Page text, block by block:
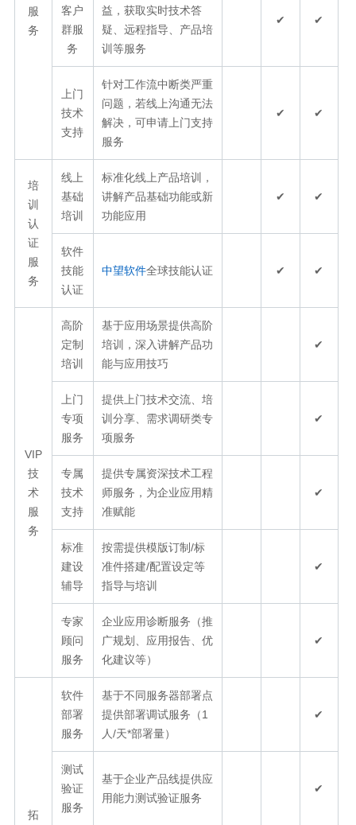
服
务
客户
群服
务
益，获取实时技术答
疑、远程指导、产品培
训等服务
✔ ✔
上门
技术
支持
针对工作流中断类严重
问题，若线上沟通无法
解决，可申请上门支持
服务
✔ ✔
培
训
认
证
服
务
线上
基础
培训
标准化线上产品培训，
讲解产品基础功能或新
功能应用
✔ ✔
软件
技能
认证
中望软件全球技能认证 ✔ ✔
VIP
技
术
服
务
高阶
定制
培训
基于应用场景提供高阶
培训，深入讲解产品功
能与应用技巧
✔
上门
专项
服务
提供上门技术交流、培
训分享、需求调研类专
项服务
✔
专属
技术
支持
提供专属资深技术工程
师服务，为企业应用精
准赋能
✔
标准
建设
辅导
按需提供模版订制/标
准件搭建/配置设定等
指导与培训
✔
专家
顾问
服务
企业应用诊断服务（推
广规划、应用报告、优
化建议等）
✔
拓
软件
部署
服务
基于不同服务器部署点
提供部署调试服务（1
人/天*部署量）
✔
测试
验证
服务
基于企业产品线提供应
用能力测试验证服务
✔